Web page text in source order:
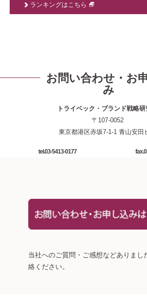
ランキングはこちら
お問い合わせ・お
み
トライベック・ブランド戦略研
〒107-0052
東京都港区赤坂7-1-1 青山安田
tel.03-5413-0177
当社へのご質問・ご感想などありまし
絡ください。